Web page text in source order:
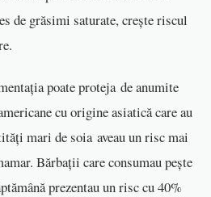
de grăsimi saturate, crește riscul
poate proteja de anumite
cu origine asiatică care au
mari de soia aveau un risc mai
Bărbații care consumau pește
prezentau un risc cu 40%